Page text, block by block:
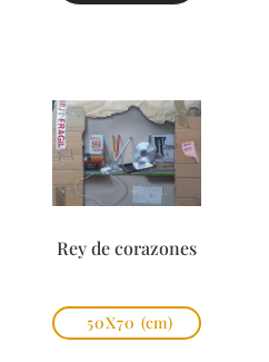
Rey de corazones
50X70 (cm)